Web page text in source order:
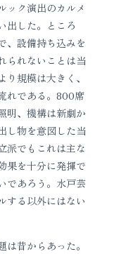
ック演出のカルメ
出した。ところ
、設備持ち込みを
られないことは当
規模は大きく、
れである。800席
明、機構は新劇か
し物を意図した当
派でもこれは主な
果を十分に発揮で
であろう。水戸芸
する以外にはない
昔からあった。